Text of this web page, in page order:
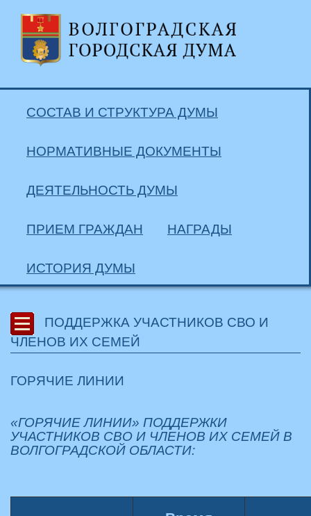
СОСТАВ И СТРУКТУРА ДУМЫ
НОРМАТИВНЫЕ ДОКУМЕНТЫ
ДЕЯТЕЛЬНОСТЬ ДУМЫ
ПРИЕМ ГРАЖДАН НАГРАДЫ
ИСТОРИЯ ДУМЫ
ПОДДЕРЖКА УЧАСТНИКОВ СВО И
ЧЛЕНОВ ИХ СЕМЕЙ
ГОРЯЧИЕ ЛИНИИ
«ГОРЯЧИЕ ЛИНИИ» ПОДДЕРЖКИ
УЧАСТНИКОВ СВО И ЧЛЕНОВ ИХ СЕМЕЙ В
ВОЛГОГРАДСКОЙ ОБЛАСТИ: